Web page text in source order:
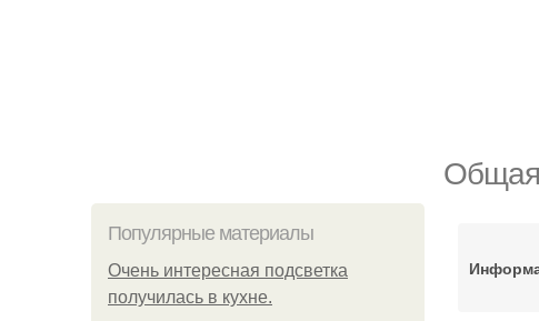
Популярные материалы
Очень интересная подсветка
получилась в кухне.